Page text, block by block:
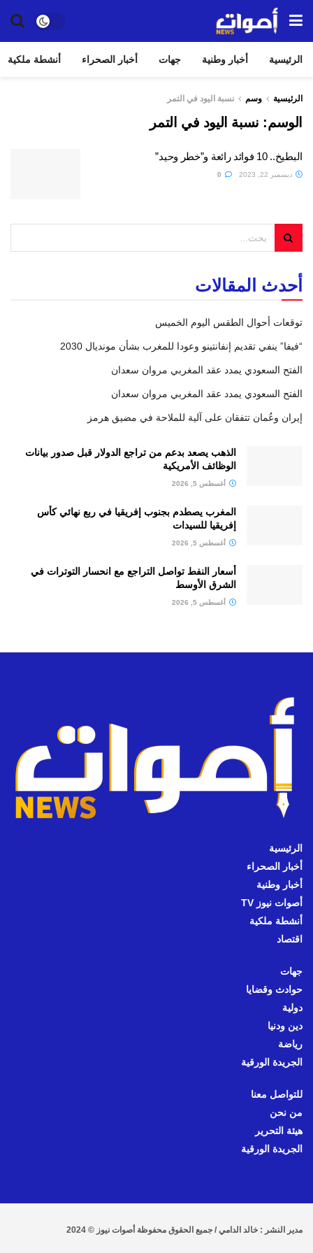
الرئيسية أخبار وطنية جهات أخبار الصحراء أنشطة ملكية
الرئيسية وسم نسبة اليود في التمر
الوسم: نسبة اليود في التمر
البطيخ.. 10 فوائد رائعة و”خطر وحيد”
ديسمبر 22, 2023
أحدث المقالات
توقعات أحوال الطقس اليوم الخميس
“فيفا” ينفي تقديم إنفانتينو وعودا للمغرب بشأن مونديال 2030
الفتح السعودي يمدد عقد المغربي مروان سعدان
الفتح السعودي يمدد عقد المغربي مروان سعدان
إيران وعُمان تتفقان على آلية للملاحة في مضيق هرمز
الذهب يصعد بدعم من تراجع الدولار قبل صدور بيانات
الوظائف الأمريكية
أغسطس 5, 2026
المغرب يصطدم بجنوب إفريقيا في ربع نهائي كأس
إفريقيا للسيدات
أغسطس 5, 2026
أسعار النفط تواصل التراجع مع انحسار التوترات في
الشرق الأوسط
أغسطس 5, 2026
الرئيسية
أخبار الصحراء
أخبار وطنية
أصوات نيوز TV
أنشطة ملكية
اقتصاد
جهات
حوادث وقضايا
دولية
دين ودنيا
رياضة
الجريدة الورقية
للتواصل معنا
من نحن
هيئة التحرير
الجريدة الورقية
مدير النشر : خالد الدامي / جميع الحقوق محفوظة أصوات نيوز © 2024